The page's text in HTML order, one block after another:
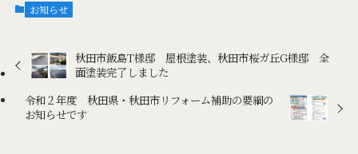
お知らせ
秋田市飯島T様邸 屋根塗装、秋田市桜ガ丘G様邸 全
面塗装完了しました
令和２年度 秋田県・秋田市リフォーム補助の要綱の
お知らせです